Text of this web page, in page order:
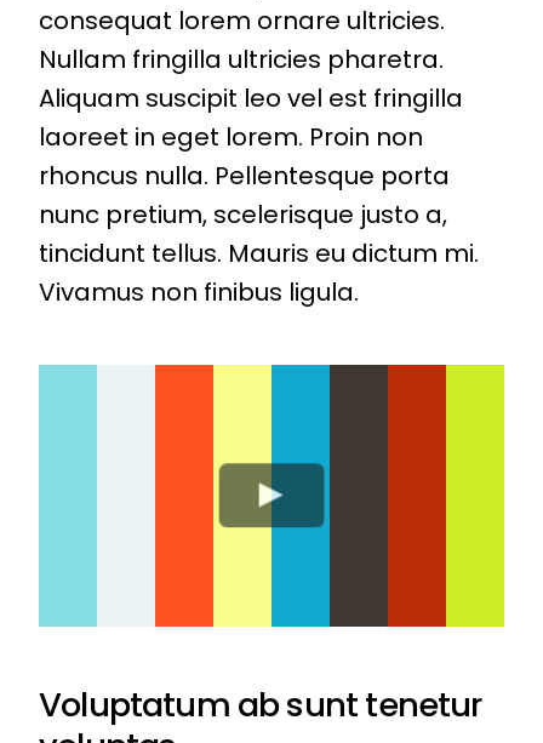
consequat lorem ornare ultricies.
Nullam fringilla ultricies pharetra.
Aliquam suscipit leo vel est fringilla
laoreet in eget lorem. Proin non
rhoncus nulla. Pellentesque porta
nunc pretium, scelerisque justo a,
tincidunt tellus. Mauris eu dictum mi.
Vivamus non finibus ligula.
Voluptatum ab sunt tenetur